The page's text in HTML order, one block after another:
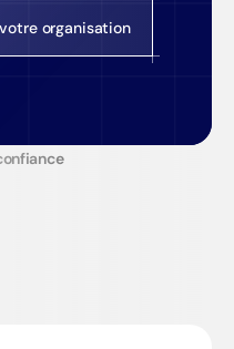
organisation